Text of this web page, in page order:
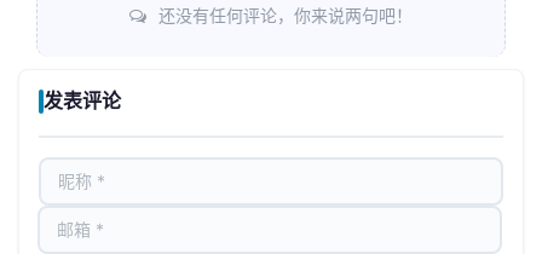
还没有任何评论，你来说两句吧！
发表评论